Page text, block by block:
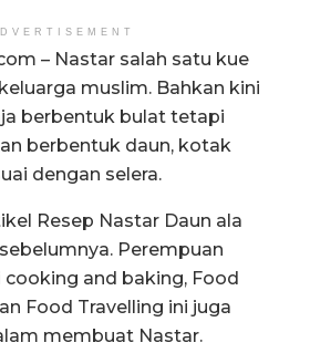
– Nastar salah satu kue
muslim. Bahkan kini
berbentuk bulat tetapi
berbentuk daun, kotak
dengan selera.
Resep Nastar Daun ala
Perempuan
and baking, Food
Food Travelling ini juga
membuat Nastar.